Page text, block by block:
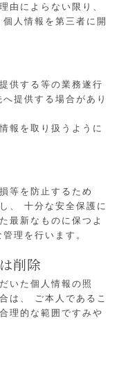
由によらない限り、
個人情報を第三者に開
供する等の業務遂行
提供する場合があり
報を取り扱うように
等を防止するため
、
十分な安全保護に
最新なものに保つよ
理を行います。
削除
いた個人情報の照
は、
ご本人であるこ
理的な範囲ですみや